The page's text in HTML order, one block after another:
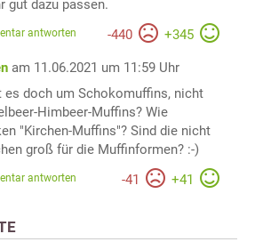
gut dazu passen.
-440 +345
antworten
am 11.06.2021 um 11:59 Uhr
es doch um Schokomuffins, nicht
Himbeer-Muffins? Wie
"Kirchen-Muffins"? Sind die nicht
groß für die Muffinformen? :-)
-41 +41
antworten